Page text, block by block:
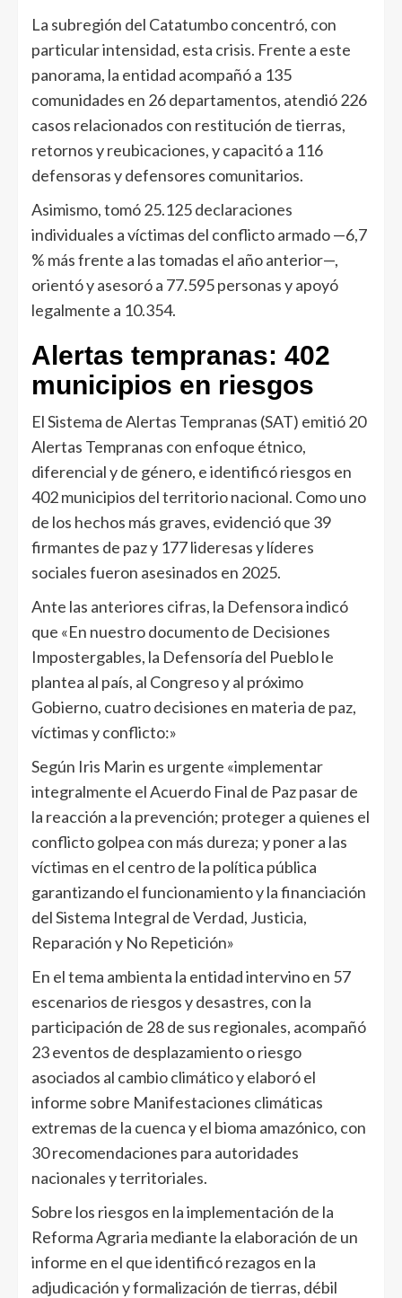
La subregión del Catatumbo concentró, con
particular intensidad, esta crisis. Frente a este
panorama, la entidad acompañó a 135
comunidades en 26 departamentos, atendió 226
casos relacionados con restitución de tierras,
retornos y reubicaciones, y capacitó a 116
defensoras y defensores comunitarios.
Asimismo, tomó 25.125 declaraciones
individuales a víctimas del conflicto armado —6,7
% más frente a las tomadas el año anterior—,
orientó y asesoró a 77.595 personas y apoyó
legalmente a 10.354.
Alertas tempranas: 402
municipios en riesgos
El Sistema de Alertas Tempranas (SAT) emitió 20
Alertas Tempranas con enfoque étnico,
diferencial y de género, e identificó riesgos en
402 municipios del territorio nacional. Como uno
de los hechos más graves, evidenció que 39
firmantes de paz y 177 lideresas y líderes
sociales fueron asesinados en 2025.
Ante las anteriores cifras, la Defensora indicó
que «En nuestro documento de Decisiones
Impostergables, la Defensoría del Pueblo le
plantea al país, al Congreso y al próximo
Gobierno, cuatro decisiones en materia de paz,
víctimas y conflicto:»
Según Iris Marin es urgente «implementar
integralmente el Acuerdo Final de Paz pasar de
la reacción a la prevención; proteger a quienes el
conflicto golpea con más dureza; y poner a las
víctimas en el centro de la política pública
garantizando el funcionamiento y la financiación
del Sistema Integral de Verdad, Justicia,
Reparación y No Repetición»
En el tema ambienta la entidad intervino en 57
escenarios de riesgos y desastres, con la
participación de 28 de sus regionales, acompañó
23 eventos de desplazamiento o riesgo
asociados al cambio climático y elaboró el
informe sobre Manifestaciones climáticas
extremas de la cuenca y el bioma amazónico, con
30 recomendaciones para autoridades
nacionales y territoriales.
Sobre los riesgos en la implementación de la
Reforma Agraria mediante la elaboración de un
informe en el que identificó rezagos en la
adjudicación y formalización de tierras, débil